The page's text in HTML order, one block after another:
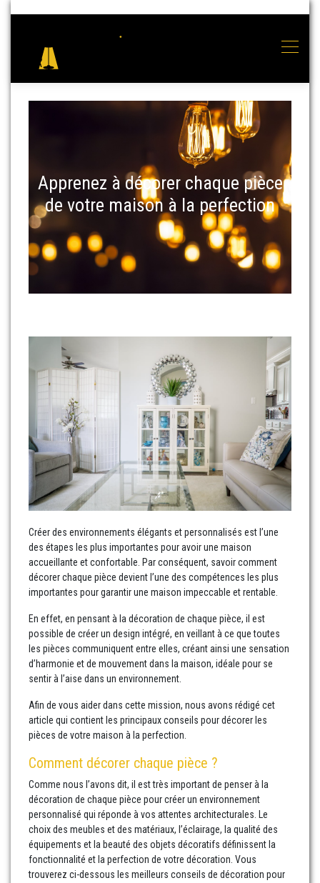
Apprenez à décorer chaque pièce
de votre maison à la perfection
Créer des environnements élégants et personnalisés est l’une
des étapes les plus importantes pour avoir une maison
accueillante et confortable. Par conséquent, savoir comment
décorer chaque pièce devient l’une des compétences les plus
importantes pour garantir une maison impeccable et rentable.
En effet, en pensant à la décoration de chaque pièce, il est
possible de créer un design intégré, en veillant à ce que toutes
les pièces communiquent entre elles, créant ainsi une sensation
d’harmonie et de mouvement dans la maison, idéale pour se
sentir à l’aise dans un environnement.
Afin de vous aider dans cette mission, nous avons rédigé cet
article qui contient les principaux conseils pour décorer les
pièces de votre maison à la perfection.
Comment décorer chaque pièce ?
Comme nous l’avons dit, il est très important de penser à la
décoration de chaque pièce pour créer un environnement
personnalisé qui réponde à vos attentes architecturales. Le
choix des meubles et des matériaux, l’éclairage, la qualité des
équipements et la beauté des objets décoratifs définissent la
fonctionnalité et la perfection de votre décoration. Vous
trouverez ci-dessous les meilleurs conseils de décoration pour